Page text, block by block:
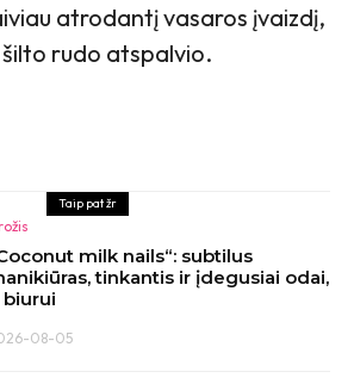
atrodantį vasaros įvaizdį,
rudo atspalvio.
Taip pat žr
milk nails“: subtilus
tinkantis ir įdegusiai odai,
biurui
08-05